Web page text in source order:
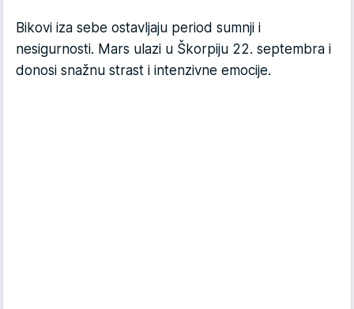
Bikovi iza sebe ostavljaju period sumnji i
nesigurnosti. Mars ulazi u Škorpiju 22. septembra i
donosi snažnu strast i intenzivne emocije.